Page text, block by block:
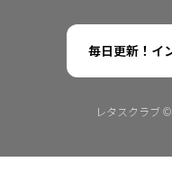
毎日更新！イ
レタスクラブ ©